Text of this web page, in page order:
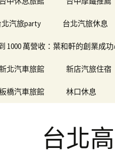
北汽旅party 台北汽旅休息
1000 萬營收：葉和軒的創業成
北汽車旅館 新店汽旅住宿
橋汽車旅館 林口休息
台北